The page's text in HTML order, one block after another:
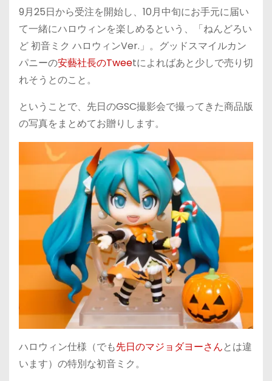
9月25日から受注を開始し、10月中旬にお手元に届い
て一緒にハロウィンを楽しめるという、「ねんどろい
ど 初音ミク ハロウィンVer.」。グッドスマイルカン
パニーの安藝社長のTweetによればあと少しで売り切
れそうとのこと。
ということで、先日のGSC撮影会で撮ってきた商品版
の写真をまとめてお贈りします。
ハロウィン仕様（でも先日のマジョダヨーさんとは違
います）の特別な初音ミク。